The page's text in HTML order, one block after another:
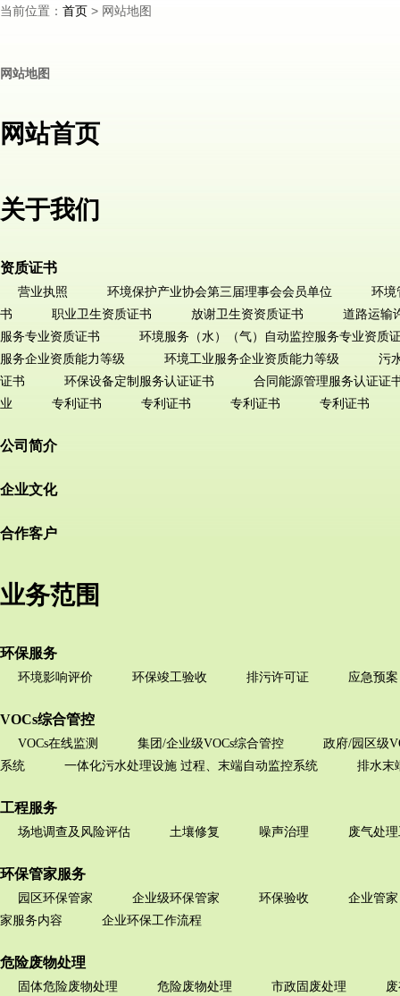
当前位置： 首页 > 网站地图
网站地图
网站首页
关于我们
资质证书
营业执照 环境保护产业协会第三届理事会会员单位
环境
书
职业卫生资质证书 放谢卫生资资质证书
道路运输
服务专业资质证书
环境服务（水）（气）自动监控服务专业资质
服务企业资质能力等级
环境工业服务企业资质能力等级
污
证书
环保设备定制服务认证证书
合同能源管理服务认证证
业
专利证书 专利证书 专利证书 专利证书
公司简介
企业文化
合作客户
业务范围
环保服务
环境影响评价 环保竣工验收 排污许可证 应急预案
VOCs综合管控
VOCs在线监测 集团/企业级VOCs综合管控
政府/园区级
系统
一体化污水处理设施 过程、末端自动监控系统 排水末
工程服务
场地调查及风险评估 土壤修复 噪声治理 废气处
环保管家服务
园区环保管家 企业级环保管家 环保验收
企业管家
家服务内容
企业环保工作流程
危险废物处理
固体危险废物处理 危险废物处理 市政固废处理